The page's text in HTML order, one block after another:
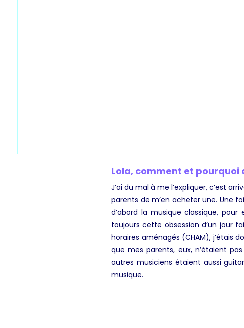
Lola, comment et pourquoi
J’ai du mal à me l’expliquer, c’est
parents de m’en acheter une. Une
d’abord la musique classique,
toujours cette obsession d’un jour
horaires aménagés (CHAM), j’étais
que mes parents, eux, n’étaient
autres musiciens étaient aussi
musique.